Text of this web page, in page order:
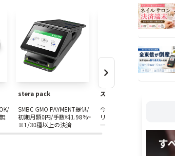
stera pack
SMBC GMO PAYMENT提供/
初期月額0円/手数料1.98%~
※1/30種以上の決済
スマレジ・PAYGATE POS
今なら端末0円/持ち運び/プ
リンタ内蔵/QR/電子マネ
ー/POS連携